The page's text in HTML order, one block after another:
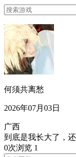
何须共离愁
2026年07月03日
广西
到底是我长大了，
0次浏览 1